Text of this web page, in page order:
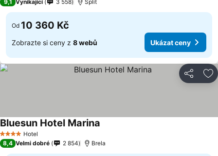
9,1 Vynikající 3 558 Split
Od 10 360 Kč
Zobrazte si ceny z 8 webů Ukázat ceny
Sdílet
4 Počet hvězdiček
Hotel
Bluesun Hotel Marina
8,4 Velmi dobré 2 854 Brela